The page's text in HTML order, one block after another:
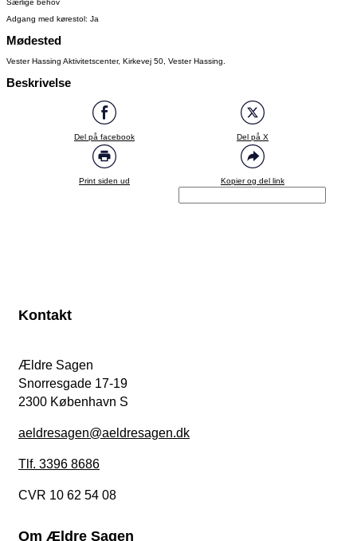
Særlige behov
Adgang med kørestol: Ja
Mødested
Vester Hassing Aktivitetscenter, Kirkevej 50, Vester Hassing.
Beskrivelse
Del på facebook Del på X
Print siden ud Kopier og del link
Kontakt
Ældre Sagen
Snorresgade 17-19
2300 København S
aeldresagen@aeldresagen.dk
Tlf. 3396 8686
CVR 10 62 54 08
Om Ældre Sagen